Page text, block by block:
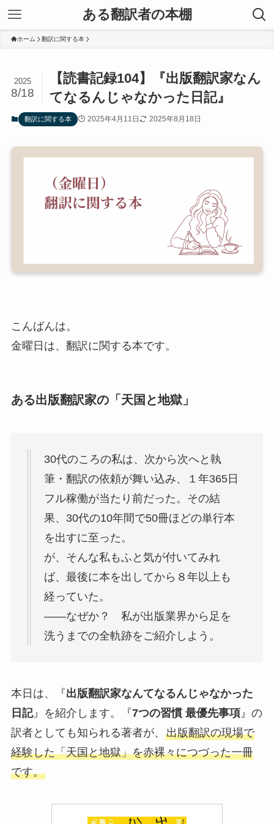
ある翻訳者の本棚
ホーム 翻訳に関する本
【読書記録104】『出版翻訳家なん
てなるんじゃなかった日記』
2025
8/18
翻訳に関する本 2025年4月11日 2025年8月18日
こんばんは。
金曜日は、翻訳に関する本です。
ある出版翻訳家の「天国と地獄」
30代のころの私は、次から次へと執
筆・翻訳の依頼が舞い込み、１年365日
フル稼働が当たり前だった。その結
果、30代の10年間で50冊ほどの単行本
を出すに至った。
が、そんな私もふと気が付いてみれ
ば、最後に本を出してから８年以上も
経っていた。
――なぜか？ 私が出版業界から足を
洗うまでの全軌跡をご紹介しよう。
本日は、『出版翻訳家なんてなるんじゃなかった
日記』を紹介します。『7つの習慣 最優先事項』の
訳者としても知られる著者が、 出版翻訳の現場で
経験した「天国と地獄」を赤裸々につづった一冊
です。